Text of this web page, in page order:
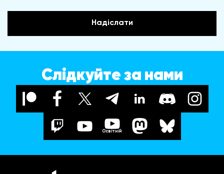
Надіслати
Слідкуйте за нами
Освітній